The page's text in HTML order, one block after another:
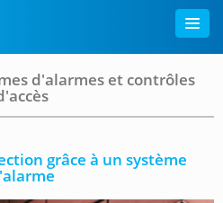
d'alarmes et contrôles
grâce à un système